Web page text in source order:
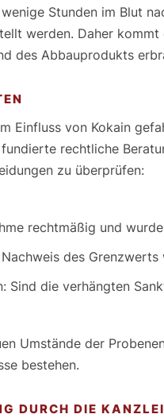
Stunden im Blut
werden. Daher
des Abbauprodukts
Einfluss von Kokain
rechtliche
zu überprüfen:
rechtmäßig und
des
Sind die verhängten
Umstände der
bestehen.
DURCH DIE